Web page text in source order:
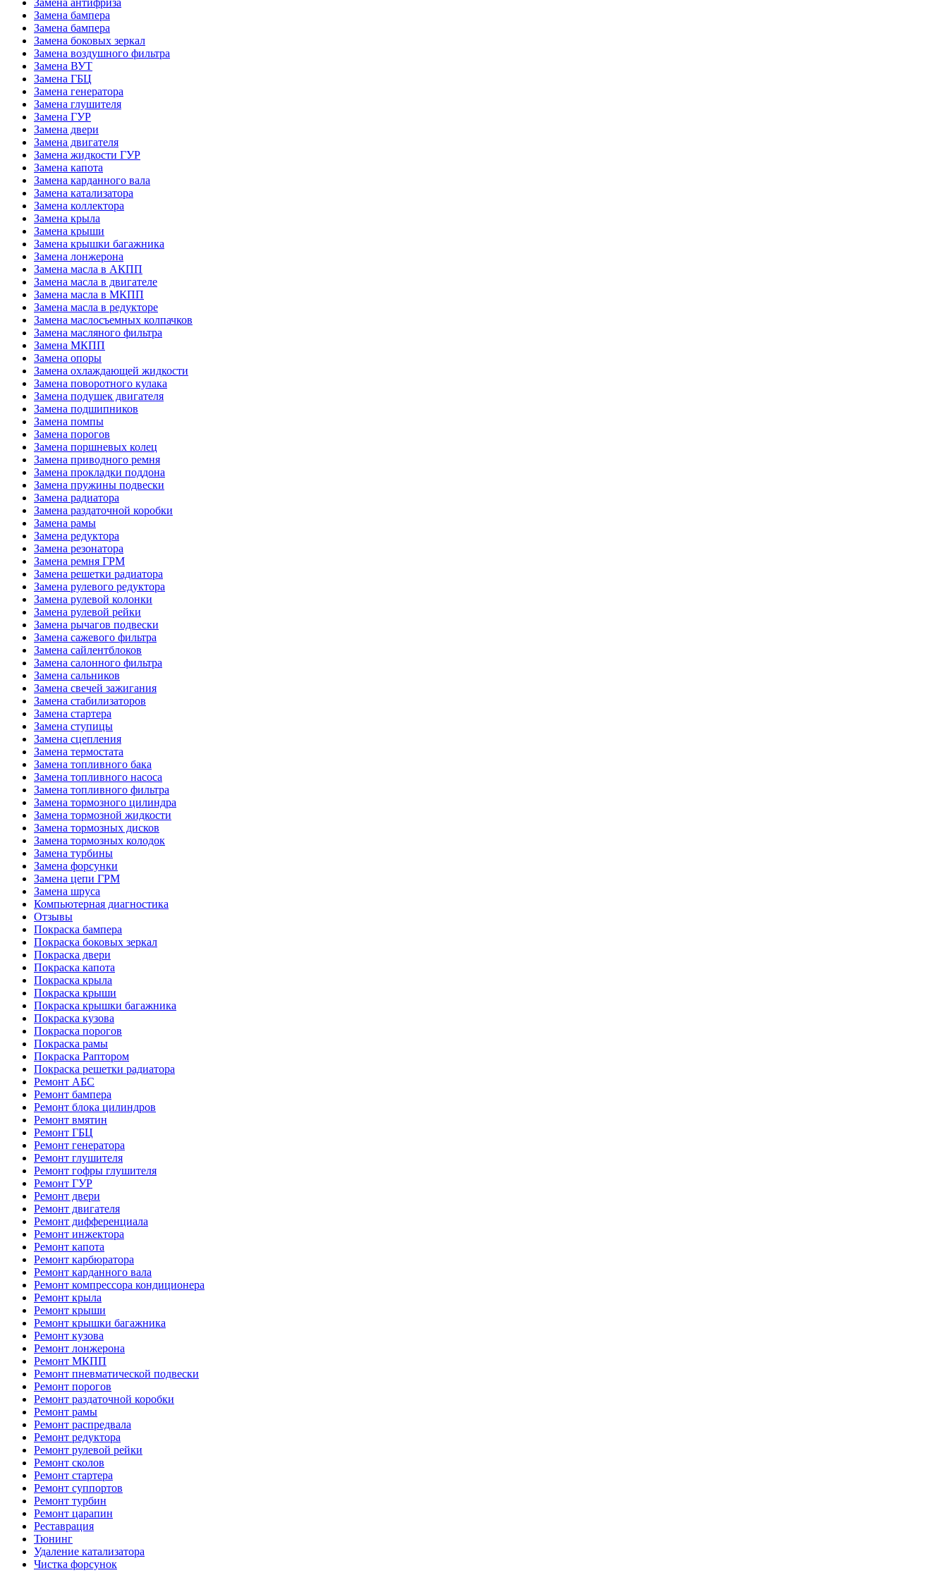
Замена антифриза
Замена бампера
Замена бампера
Замена боковых зеркал
Замена воздушного фильтра
Замена ВУТ
Замена ГБЦ
Замена генератора
Замена глушителя
Замена ГУР
Замена двери
Замена двигателя
Замена жидкости ГУР
Замена капота
Замена карданного вала
Замена катализатора
Замена коллектора
Замена крыла
Замена крыши
Замена крышки багажника
Замена лонжерона
Замена масла в АКПП
Замена масла в двигателе
Замена масла в МКПП
Замена масла в редукторе
Замена маслосъемных колпачков
Замена масляного фильтра
Замена МКПП
Замена опоры
Замена охлаждающей жидкости
Замена поворотного кулака
Замена подушек двигателя
Замена подшипников
Замена помпы
Замена порогов
Замена поршневых колец
Замена приводного ремня
Замена прокладки поддона
Замена пружины подвески
Замена радиатора
Замена раздаточной коробки
Замена рамы
Замена редуктора
Замена резонатора
Замена ремня ГРМ
Замена решетки радиатора
Замена рулевого редуктора
Замена рулевой колонки
Замена рулевой рейки
Замена рычагов подвески
Замена сажевого фильтра
Замена сайлентблоков
Замена салонного фильтра
Замена сальников
Замена свечей зажигания
Замена стабилизаторов
Замена стартера
Замена ступицы
Замена сцепления
Замена термостата
Замена топливного бака
Замена топливного насоса
Замена топливного фильтра
Замена тормозного цилиндра
Замена тормозной жидкости
Замена тормозных дисков
Замена тормозных колодок
Замена турбины
Замена форсунки
Замена цепи ГРМ
Замена шруса
Компьютерная диагностика
Отзывы
Покраска бампера
Покраска боковых зеркал
Покраска двери
Покраска капота
Покраска крыла
Покраска крыши
Покраска крышки багажника
Покраска кузова
Покраска порогов
Покраска рамы
Покраска Раптором
Покраска решетки радиатора
Ремонт АБС
Ремонт бампера
Ремонт блока цилиндров
Ремонт вмятин
Ремонт ГБЦ
Ремонт генератора
Ремонт глушителя
Ремонт гофры глушителя
Ремонт ГУР
Ремонт двери
Ремонт двигателя
Ремонт дифференциала
Ремонт инжектора
Ремонт капота
Ремонт карбюратора
Ремонт карданного вала
Ремонт компрессора кондиционера
Ремонт крыла
Ремонт крыши
Ремонт крышки багажника
Ремонт кузова
Ремонт лонжерона
Ремонт МКПП
Ремонт пневматической подвески
Ремонт порогов
Ремонт раздаточной коробки
Ремонт рамы
Ремонт распредвала
Ремонт редуктора
Ремонт рулевой рейки
Ремонт сколов
Ремонт стартера
Ремонт суппортов
Ремонт турбин
Ремонт царапин
Реставрация
Тюнинг
Удаление катализатора
Чистка форсунок